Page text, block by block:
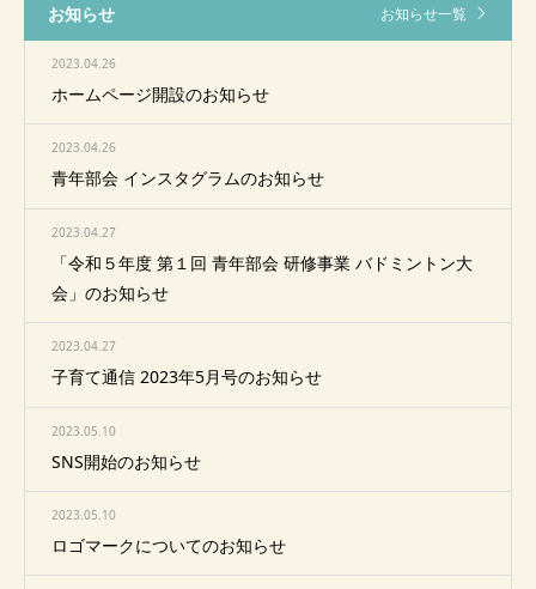
お知らせ お知らせ一覧
2023.04.26
ホームページ開設のお知らせ
2023.04.26
青年部会 インスタグラムのお知らせ
2023.04.27
「令和５年度 第１回 青年部会 研修事業 バドミントン大
会」のお知らせ
2023.04.27
子育て通信 2023年5月号のお知らせ
2023.05.10
SNS開始のお知らせ
2023.05.10
ロゴマークについてのお知らせ